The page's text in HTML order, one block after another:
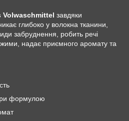
Volwaschmittel завдяки
глибоко у волокна тканини,
забруднення, робить речі
надає приємного аромату та
формулою